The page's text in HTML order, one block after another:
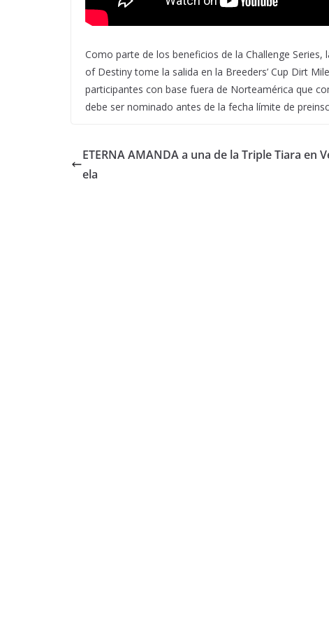
Como parte de los beneficios de la Challenge Series,
of Destiny tome la salida en la Breeders’ Cup Dirt
participantes con base fuera de Norteamérica que
debe ser nominado antes de la fecha límite de
ETERNA AMANDA a una de la Triple Tiara en
ela